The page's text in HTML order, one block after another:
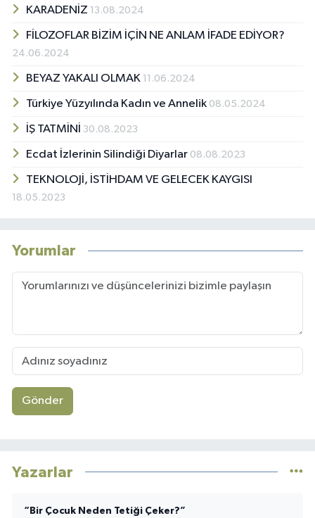
KARADENİZ 13.08.2024
FİLOZOFLAR BİZİM İÇİN NE ANLAM İFADE EDİYOR?
24.06.2024
BEYAZ YAKALI OLMAK 11.06.2024
Türkiye Yüzyılında Kadın ve Annelik 08.05.2024
İŞ TATMİNİ 30.08.2023
Ecdat İzlerinin Silindiği Diyarlar 08.08.2023
TEKNOLOJİ, İSTİHDAM VE GELECEK KAYGISI
18.05.2023
Yorumlar
Gönder
Yazarlar
“Bir Çocuk Neden Tetiği Çeker?”